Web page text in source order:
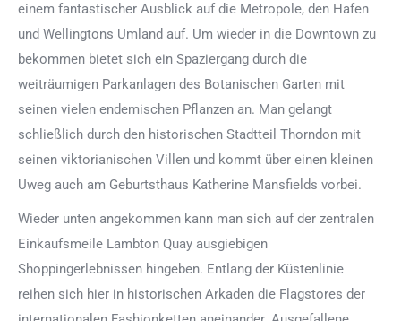
einem fantastischer Ausblick auf die Metropole, den Hafen
und Wellingtons Umland auf. Um wieder in die Downtown zu
bekommen bietet sich ein Spaziergang durch die
weiträumigen Parkanlagen des Botanischen Garten mit
seinen vielen endemischen Pflanzen an. Man gelangt
schließlich durch den historischen Stadtteil Thorndon mit
seinen viktorianischen Villen und kommt über einen kleinen
Uweg auch am Geburtsthaus Katherine Mansfields vorbei.
Wieder unten angekommen kann man sich auf der zentralen
Einkaufsmeile Lambton Quay ausgiebigen
Shoppingerlebnissen hingeben. Entlang der Küstenlinie
reihen sich hier in historischen Arkaden die Flagstores der